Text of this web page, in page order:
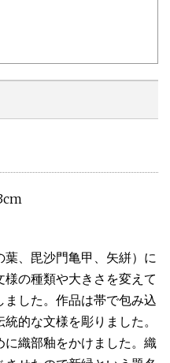
、毘沙門亀甲、矢絣）に
の種類や大きさを変えて
した。作品は帯で包み込
的な文様を彫りました。
織部釉をかけました。織